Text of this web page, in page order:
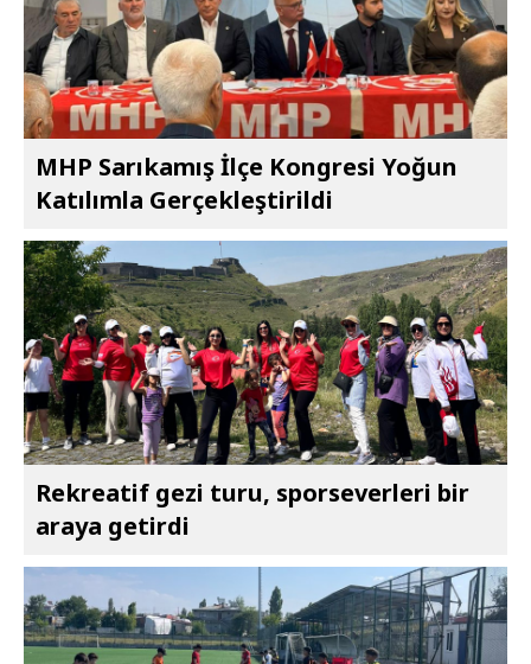
MHP Sarıkamış İlçe Kongresi Yoğun
Katılımla Gerçekleştirildi
Rekreatif gezi turu, sporseverleri bir
araya getirdi